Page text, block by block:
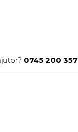
0745 200 357